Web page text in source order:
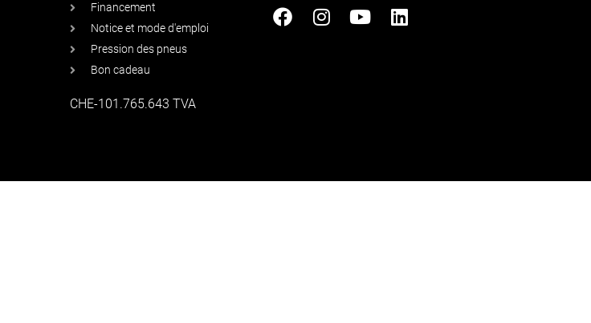
Financement
Notice et mode d'emploi
Pression des pneus
Bon cadeau
CHE-101.765.643 TVA